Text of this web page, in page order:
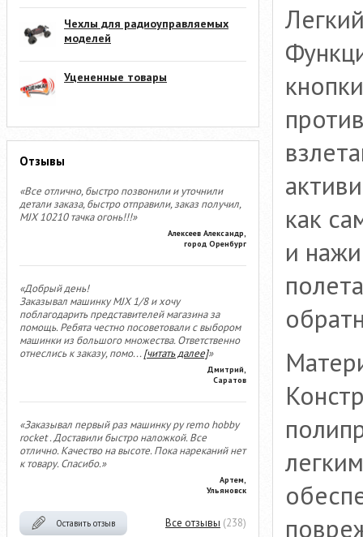
Чехлы для радиоуправляемых
моделей
Уцененные товары
Отзывы
«Все отлично, быстро позвонили и уточнили
детали заказа, быстро отправили, заказ получил,
MJX 10210 тачка огонь!!!»
Алексеев Александр,
город Оренбург
«Добрый день!
Заказывал машинку MJX 1/8 и хочу
поблагодарить представителей магазина за
помощь. Ребята честно посоветовали с выбором
машинки из большого множества. Ответственно
отнеслись к заказу, помо...[читать далее]»
Дмитрий,
Саратов
«Заказывал первый раз машинку ру remo hobby
rocket . Доставили быстро наложкой. Все
отлично. Качество на высоте. Пока нареканий нет
к товару. Спасибо.»
Артем,
Ульяновск
Оставить отзыв Все отзывы (238)
как
и